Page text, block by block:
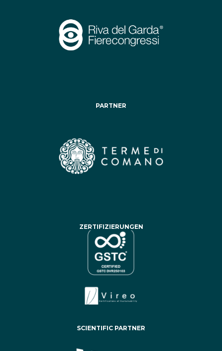
PARTNER
ZERTIFIZIERUNGEN
SCIENTIFIC PARTNER